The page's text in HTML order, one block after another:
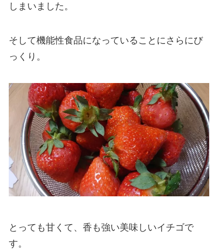
しまいました。
そして機能性食品になっていることにさらにび
っくり。
とっても甘くて、香も強い美味しいイチゴで
す。